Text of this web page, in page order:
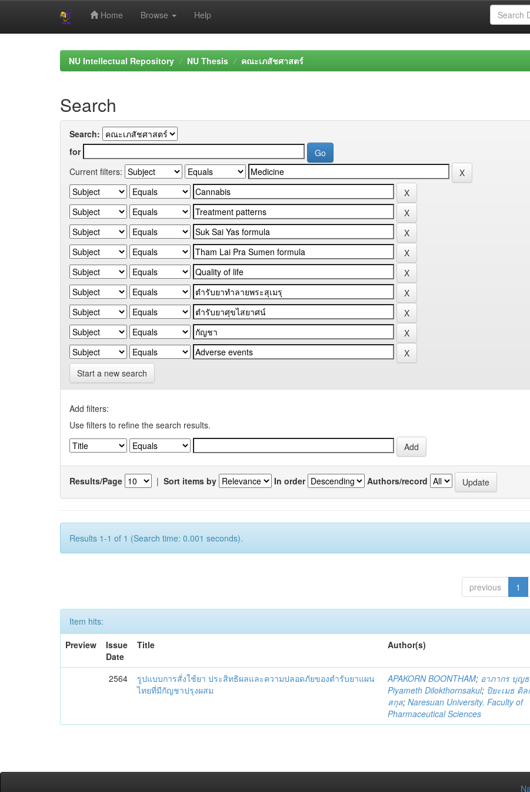
Home Browse Help
NU Intellectual Repository NU Thesis คณะเภสัชศาสตร์
Search
Search:
for
Current filters:
Start a new search
Add filters:
Use filters to refine the search results.
Results/Page | Sort items by In order Authors/record
Results 1-1 of 1 (Search time: 0.001 seconds).
previous 1
Item hits:
Preview
Issue
Date
Title Author(s)
2564
รูปแบบการสั่งใช้ยา ประสิทธิผลและความปลอดภัยของตำรับยาแผน
ไทยที่มีกัญชาปรุงผสม
APAKORN BOONTHAM; อาภากร บุญ
Piyameth Dilokthornsakul; ปิยะเมธ ดิ
สกุล;Naresuan University. Faculty of
Pharmaceutical Sciences